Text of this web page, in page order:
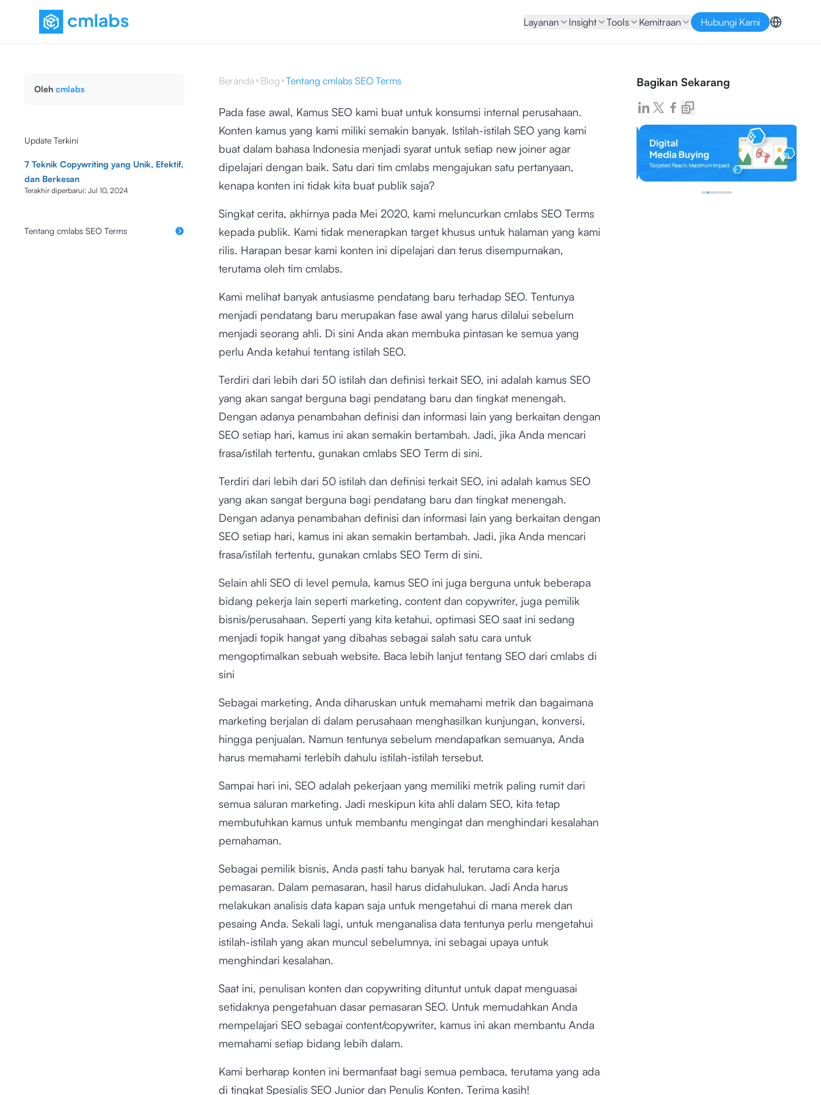
Layanan Insight Tools Kemitraan Hubungi Kami
Oleh cmlabs
Update Terkini
7 Teknik Copywriting yang Unik, Efektif,
dan Berkesan
Terakhir diperbarui: Jul 10, 2024
Tentang cmlabs SEO Terms
Beranda Blog Tentang cmlabs SEO Terms
Pada fase awal, Kamus SEO kami buat untuk konsumsi internal perusahaan.
Konten kamus yang kami miliki semakin banyak. Istilah-istilah SEO yang kami
buat dalam bahasa Indonesia menjadi syarat untuk setiap new joiner agar
dipelajari dengan baik. Satu dari tim cmlabs mengajukan satu pertanyaan,
kenapa konten ini tidak kita buat publik saja?
Singkat cerita, akhirnya pada Mei 2020, kami meluncurkan cmlabs SEO Terms
kepada publik. Kami tidak menerapkan target khusus untuk halaman yang kami
rilis. Harapan besar kami konten ini dipelajari dan terus disempurnakan,
terutama oleh tim cmlabs.
Kami melihat banyak antusiasme pendatang baru terhadap SEO. Tentunya
menjadi pendatang baru merupakan fase awal yang harus dilalui sebelum
menjadi seorang ahli. Di sini Anda akan membuka pintasan ke semua yang
perlu Anda ketahui tentang istilah SEO.
Terdiri dari lebih dari 50 istilah dan definisi terkait SEO, ini adalah kamus SEO
yang akan sangat berguna bagi pendatang baru dan tingkat menengah.
Dengan adanya penambahan definisi dan informasi lain yang berkaitan dengan
SEO setiap hari, kamus ini akan semakin bertambah. Jadi, jika Anda mencari
frasa/istilah tertentu, gunakan cmlabs SEO Term di sini.
Terdiri dari lebih dari 50 istilah dan definisi terkait SEO, ini adalah kamus SEO
yang akan sangat berguna bagi pendatang baru dan tingkat menengah.
Dengan adanya penambahan definisi dan informasi lain yang berkaitan dengan
SEO setiap hari, kamus ini akan semakin bertambah. Jadi, jika Anda mencari
frasa/istilah tertentu, gunakan cmlabs SEO Term di sini.
Selain ahli SEO di level pemula, kamus SEO ini juga berguna untuk beberapa
bidang pekerja lain seperti marketing, content dan copywriter, juga pemilik
bisnis/perusahaan. Seperti yang kita ketahui, optimasi SEO saat ini sedang
menjadi topik hangat yang dibahas sebagai salah satu cara untuk
mengoptimalkan sebuah website. Baca lebih lanjut tentang SEO dari cmlabs di
sini
Sebagai marketing, Anda diharuskan untuk memahami metrik dan bagaimana
marketing berjalan di dalam perusahaan menghasilkan kunjungan, konversi,
hingga penjualan. Namun tentunya sebelum mendapatkan semuanya, Anda
harus memahami terlebih dahulu istilah-istilah tersebut.
Sampai hari ini, SEO adalah pekerjaan yang memiliki metrik paling rumit dari
semua saluran marketing. Jadi meskipun kita ahli dalam SEO, kita tetap
membutuhkan kamus untuk membantu mengingat dan menghindari kesalahan
pemahaman.
Sebagai pemilik bisnis, Anda pasti tahu banyak hal, terutama cara kerja
pemasaran. Dalam pemasaran, hasil harus didahulukan. Jadi Anda harus
melakukan analisis data kapan saja untuk mengetahui di mana merek dan
pesaing Anda. Sekali lagi, untuk menganalisa data tentunya perlu mengetahui
istilah-istilah yang akan muncul sebelumnya, ini sebagai upaya untuk
menghindari kesalahan.
Saat ini, penulisan konten dan copywriting dituntut untuk dapat menguasai
setidaknya pengetahuan dasar pemasaran SEO. Untuk memudahkan Anda
mempelajari SEO sebagai content/copywriter, kamus ini akan membantu Anda
memahami setiap bidang lebih dalam.
Kami berharap konten ini bermanfaat bagi semua pembaca, terutama yang ada
di tingkat Spesialis SEO Junior dan Penulis Konten. Terima kasih!
Bagikan Sekarang